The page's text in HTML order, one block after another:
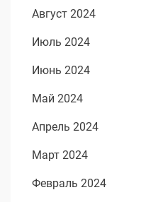
Август 2024
Июль 2024
Июнь 2024
Май 2024
Апрель 2024
Март 2024
Февраль 2024